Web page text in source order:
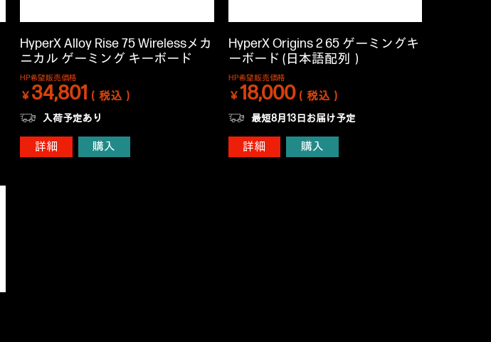
HyperX Alloy Rise 75 Wirelessメカ
ニカル ゲーミング キーボード
HP希望販売価格
￥ 34,801 （税込）
入荷予定あり
詳細 購入
HyperX Origins 2 65 ゲーミングキ
ーボード (日本語配列）
HP希望販売価格
￥18,000（税込）
最短8月13日お届け予定
詳細 購入